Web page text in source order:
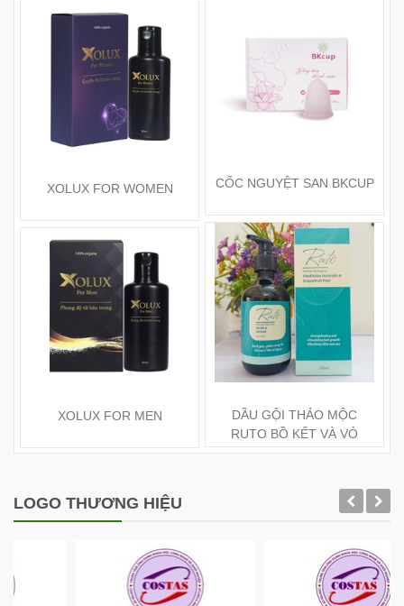
XOLUX FOR WOMEN
XOLUX FOR MEN
CỐC NGUYỆT SAN BKCUP
DẦU GỘI THẢO MỘC
RUTO BỒ KẾT VÀ VỎ
LOGO THƯƠNG HIỆU